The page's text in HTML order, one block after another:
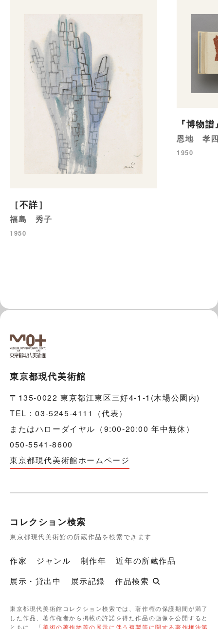
［不詳］
福島 秀子
1950
『博物
恩地 孝
1950
東京都現代美術館
〒135-0022 東京都江東区三好4-1-1(木場公園内)
TEL：03-5245-4111（代表）
またはハローダイヤル（9:00-20:00 年中無休）
050-5541-8600
東京都現代美術館ホームページ
コレクション検索
東京都現代美術館の所蔵作品を検索できます
作家 ジャンル 制作年
近年の所蔵作品
展示・貸出中
展示記録 作品検索
東京都現代美術館コレクション検索では、著作権の保護期間が満了
した作品、著作権者から掲載の許諾を得た作品の画像を公開すると
ともに、「美術の著作物等の展示に伴う複製等に関する著作権法第